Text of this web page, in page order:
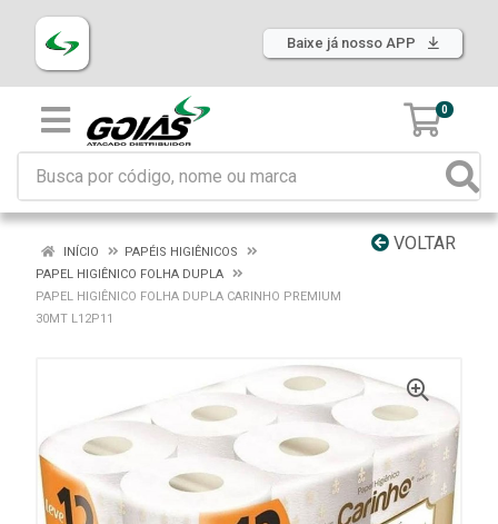
Baixe já nosso APP
0
VOLTAR
INÍCIO
PAPÉIS HIGIÊNICOS
PAPEL HIGIÊNICO FOLHA DUPLA
PAPEL HIGIÊNICO FOLHA DUPLA CARINHO PREMIUM
30MT L12P11